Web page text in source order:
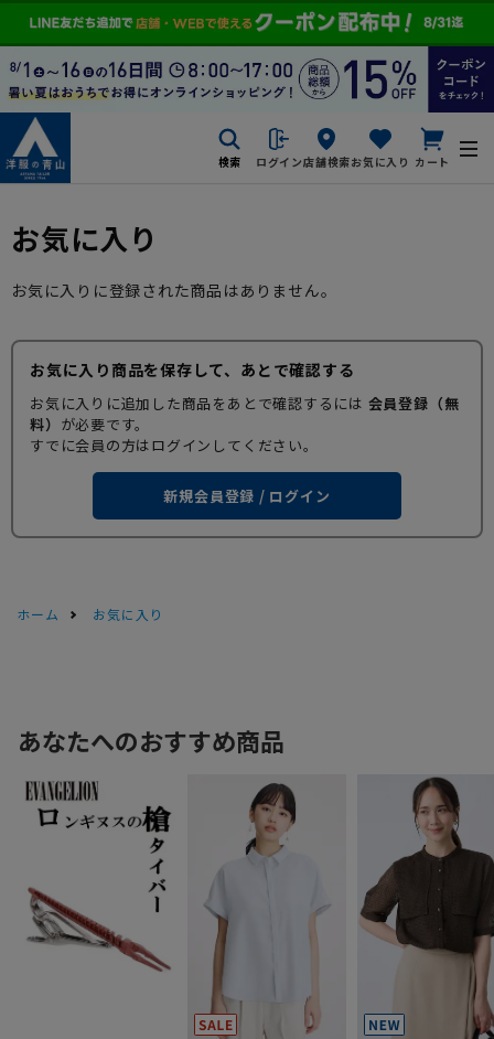
検索 ログイン店舗検索お気に入り カート
お気に入り
お気に入りに登録された商品はありません。
お気に入り商品を保存して、あとで確認する
お気に入りに追加した商品をあとで確認するには 会員登録（無
料） が必要です。
すでに会員の方はログインしてください。
新規会員登録 / ログイン
ホーム お気に入り